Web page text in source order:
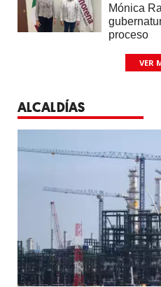
Mónica
proceso
VER
ALCALDÍAS